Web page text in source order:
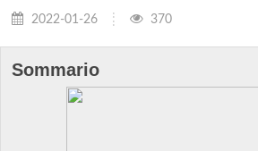
2022-01-26 370
Sommario